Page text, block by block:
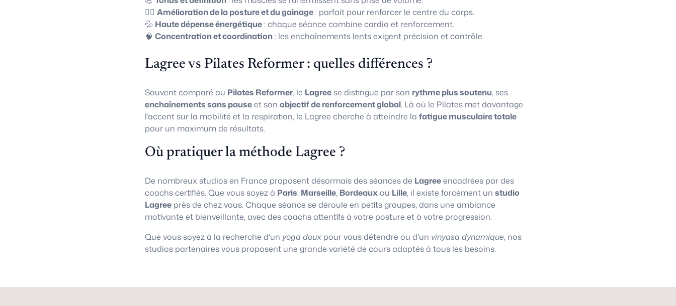
🧘‍♀️ Amélioration de la posture et du gainage: parfait pour renforcer le centre du corps.
💦 Haute dépense énergétique: chaque séance combine cardio et renforcement.
🧠 Concentration et coordination: les enchaînements lents exigent précision et contrôle.
Lagree vs Pilates Reformer : quelles différences ?
Souvent comparé au Pilates Reformer, le Lagree se distingue par son rythme plus soutenu, ses
enchaînements sans pauseet son objectif de renforcement global. Là où le Pilates met davantage
l’accent sur la mobilité et la respiration, le Lagree cherche à atteindre la fatigue musculaire totale
pour un maximum de résultats.
Où pratiquer la méthode Lagree ?
De nombreux studios en France proposent désormais des séances de Lagreeencadrées par des
coachs certifiés. Que vous soyez à Paris, Marseille, Bordeauxou Lille, il existe forcément un studio
Lagree près de chez vous. Chaque séance se déroule en petits groupes, dans une ambiance
motivante et bienveillante, avec des coachs attentifs à votre posture et à votre progression.
Que vous soyez à la recherche d'un yoga doux pour vous détendre ou d'un vinyasa dynamique, nos
studios partenaires vous proposent une grande variété de cours adaptés à tous les besoins.